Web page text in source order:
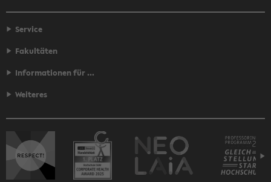
Service
Fakultäten
Informationen für ...
Weiteres